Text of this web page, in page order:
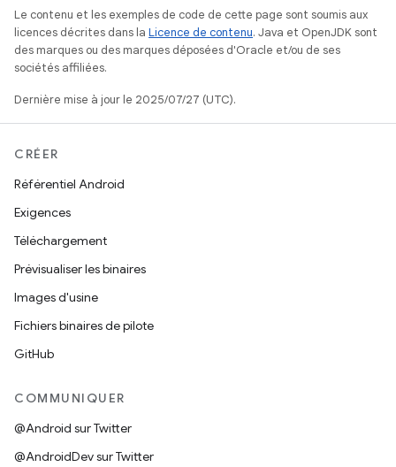
Le contenu et les exemples de code de cette page sont soumis aux
licences décrites dans la Licence de contenu. Java et OpenJDK sont
des marques ou des marques déposées d'Oracle et/ou de ses
sociétés affiliées.
Dernière mise à jour le 2025/07/27 (UTC).
CRÉER
Référentiel Android
Exigences
Téléchargement
Prévisualiser les binaires
Images d'usine
Fichiers binaires de pilote
GitHub
COMMUNIQUER
@Android sur Twitter
@AndroidDev sur Twitter